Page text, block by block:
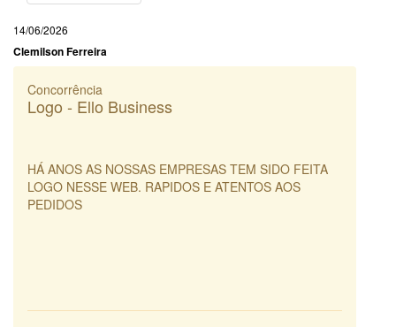
14/06/2026
Clemilson Ferreira
Concorrência
Logo - Ello Business
HÁ ANOS AS NOSSAS EMPRESAS TEM SIDO FEITA
LOGO NESSE WEB. RAPIDOS E ATENTOS AOS
PEDIDOS